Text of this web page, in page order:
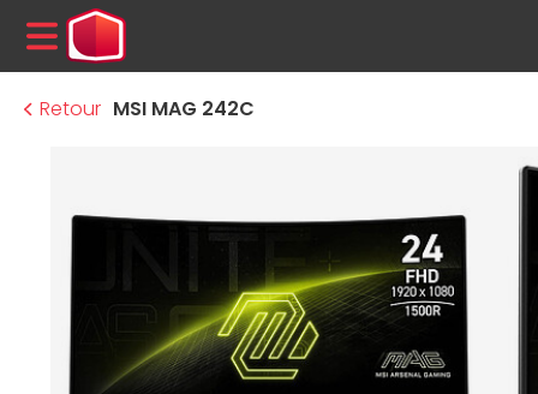
MENU
Retour MSI MAG 242C